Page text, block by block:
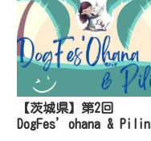
【茨城県】第2回
DogFes’ohana &